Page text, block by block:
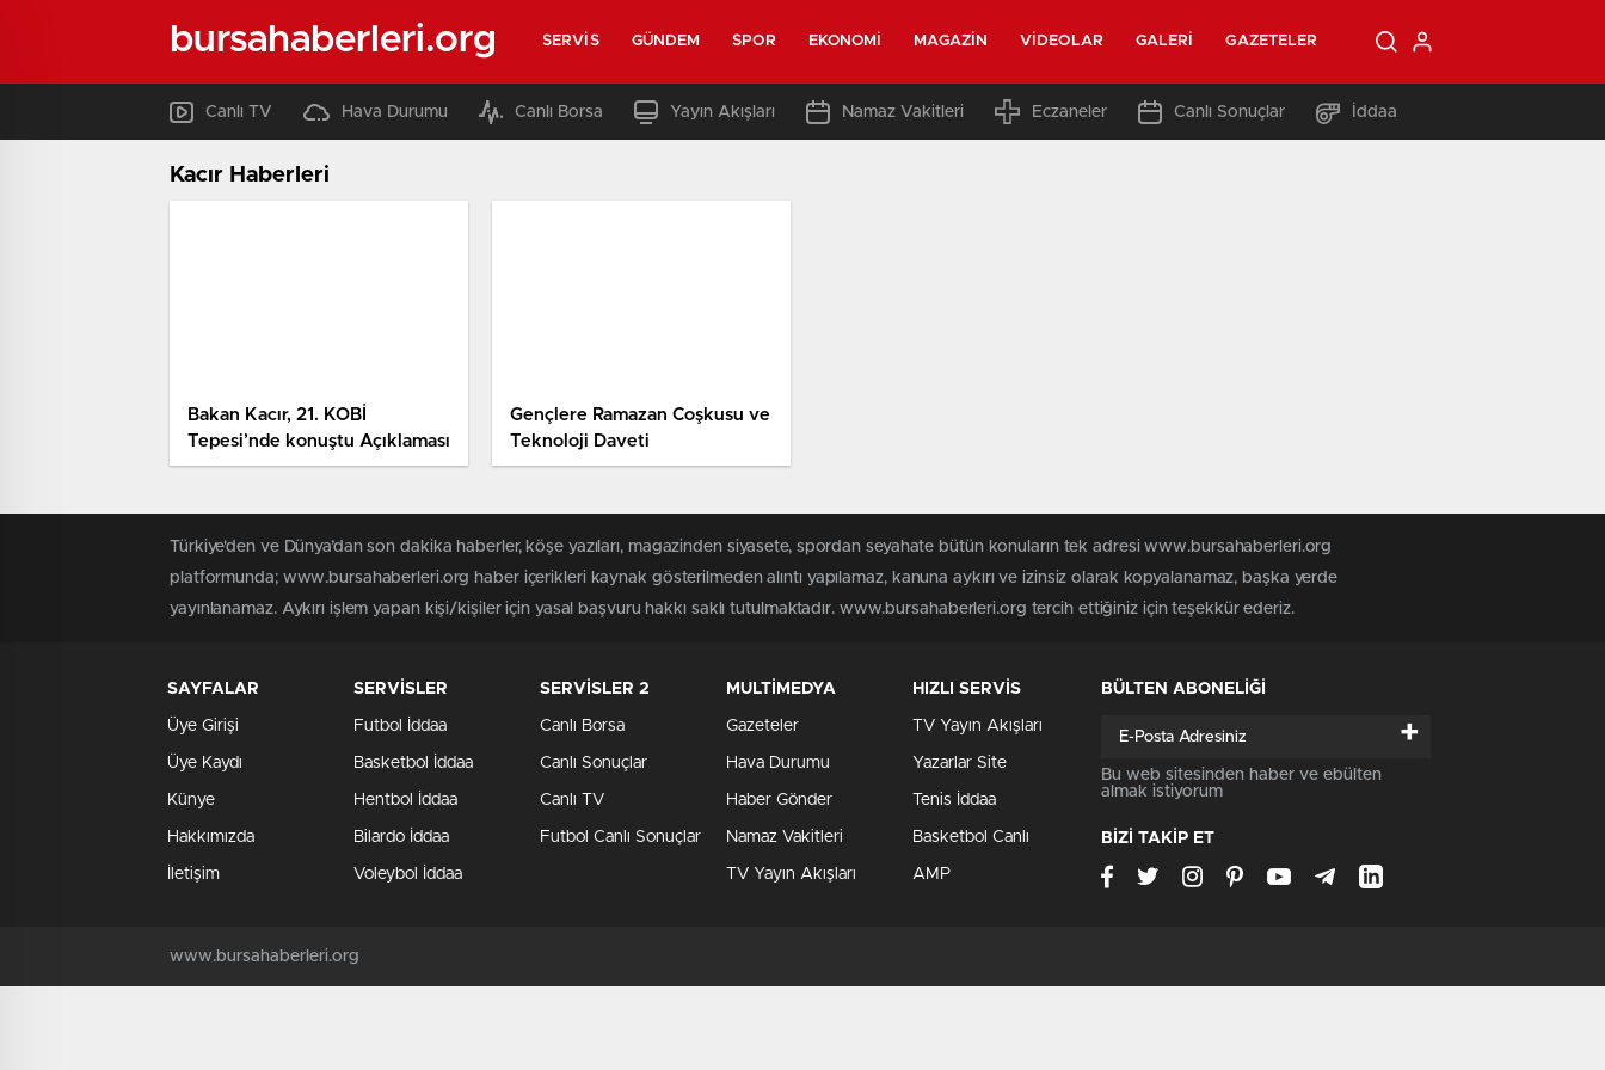
bursahaberleri.org SERVIS GÜNDEM SPOR EKONOMI MAGAZIN VIDEOLAR GALERI GAZETELER
Canlı TV Hava Durumu Canlı Borsa Yayın Akışları Namaz Vakitleri Eczaneler Canlı Sonuçlar İddaa
Kacır Haberleri
Bakan Kacır, 21. KOBİ
Tepesi’nde konuştu Açıklaması
Gençlere Ramazan Coşkusu ve
Teknoloji Daveti
Türkiye'den ve Dünya’dan son dakika haberler, köşe yazıları, magazinden siyasete, spordan seyahate bütün konuların tek adresi www.bursahaberleri.org
platformunda; www.bursahaberleri.org haber içerikleri kaynak gösterilmeden alıntı yapılamaz, kanuna aykırı ve izinsiz olarak kopyalanamaz, başka yerde
yayınlanamaz. Aykırı işlem yapan kişi/kişiler için yasal başvuru hakkı saklı tutulmaktadır. www.bursahaberleri.org tercih ettiğiniz için teşekkür ederiz.
SAYFALAR
Üye Girişi
Üye Kaydı
Künye
Hakkımızda
İletişim
SERVİSLER
Futbol İddaa
Basketbol İddaa
Hentbol İddaa
Bilardo İddaa
Voleybol İddaa
SERVİSLER 2
Canlı Borsa
Canlı Sonuçlar
Canlı TV
Futbol Canlı Sonuçlar
MULTİMEDYA
Gazeteler
Hava Durumu
Haber Gönder
Namaz Vakitleri
TV Yayın Akışları
HIZLI SERVİS
TV Yayın Akışları
Yazarlar Site
Tenis İddaa
Basketbol Canlı
AMP
BÜLTEN ABONELİĞİ
+
Bu web sitesinden haber ve ebülten
almak istiyorum
BİZİ TAKİP ET
www.bursahaberleri.org